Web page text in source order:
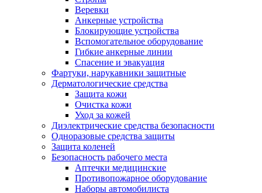
Веревки
Анкерные устройства
Блокирующие устройства
Вспомогательное оборудование
Гибкие анкерные линии
Спасение и эвакуация
Фартуки, нарукавники защитные
Дерматологические средства
Защита кожи
Очистка кожи
Уход за кожей
Диэлектрические средства безопасности
Одноразовые средства защиты
Защита коленей
Безопасность рабочего места
Аптечки медицинские
Противопожарное оборудование
Наборы автомобилиста